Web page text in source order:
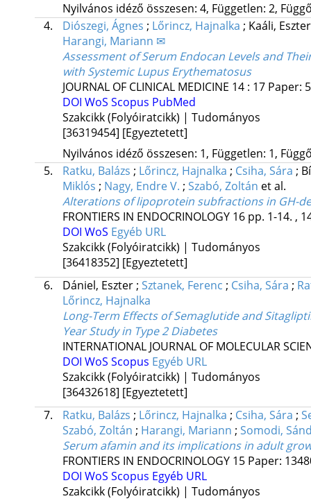
Nyilvános idéző összesen: 4, Független: 2,
4.
Diószegi, Ágnes ; Lőrincz, Hajnalka ; Kaáli,
Harangi, Mariann ✉
Assessment of Serum Endocan Levels and
with Systemic Lupus Erythematosus
JOURNAL OF CLINICAL MEDICINE 14: 17 Paper:
DOI WoS Scopus PubMed
Szakcikk (Folyóiratcikk) | Tudományos
[36319454] [Egyeztetett]
Nyilvános idéző összesen: 1, Független: 1,
5.
Ratku, Balázs ; Lőrincz, Hajnalka ; Csiha, Sára ;
Miklós ; Nagy, Endre V. ; Szabó, Zoltán et al.
Alterations of lipoprotein subfractions in GH-
FRONTIERS IN ENDOCRINOLOGY 16 pp. 1-14. ,
DOI WoS Egyéb URL
Szakcikk (Folyóiratcikk) | Tudományos
[36418352] [Egyeztetett]
6.
Dániel, Eszter; Sztanek, Ferenc ; Csiha, Sára ;
Lőrincz, Hajnalka
Long-Term Effects of Semaglutide and
Year Study in Type 2 Diabetes
INTERNATIONAL JOURNAL OF MOLECULAR
DOI WoS Scopus Egyéb URL
Szakcikk (Folyóiratcikk) | Tudományos
[36432618] [Egyeztetett]
7.
Ratku, Balázs ; Lőrincz, Hajnalka ; Csiha, Sára ;
Szabó, Zoltán ; Harangi, Mariann ; Somodi,
Serum afamin and its implications in adult
FRONTIERS IN ENDOCRINOLOGY 15 Paper:
DOI WoS Scopus Egyéb URL
Szakcikk (Folyóiratcikk) | Tudományos